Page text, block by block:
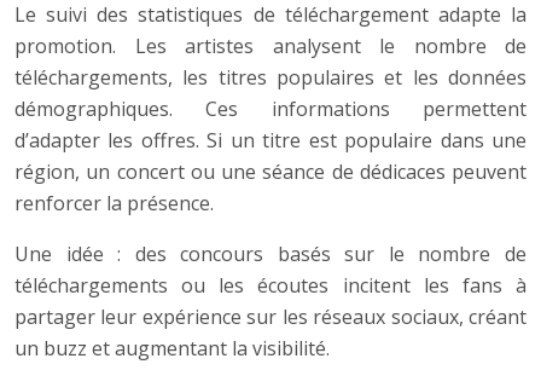
Le suivi des statistiques de téléchargement adapte la
promotion. Les artistes analysent le nombre de
téléchargements, les titres populaires et les données
démographiques. Ces informations permettent
d’adapter les offres. Si un titre est populaire dans une
région, un concert ou une séance de dédicaces peuvent
renforcer la présence.
Une idée : des concours basés sur le nombre de
téléchargements ou les écoutes incitent les fans à
partager leur expérience sur les réseaux sociaux, créant
un buzz et augmentant la visibilité.